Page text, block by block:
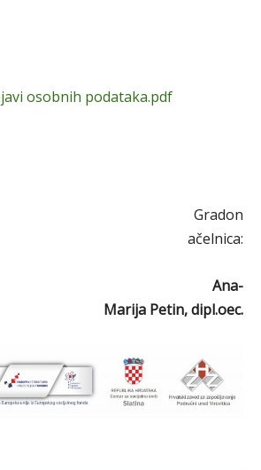
osobnih podataka.pdf
ačelnica:
Marija Petin, dipl.oec.